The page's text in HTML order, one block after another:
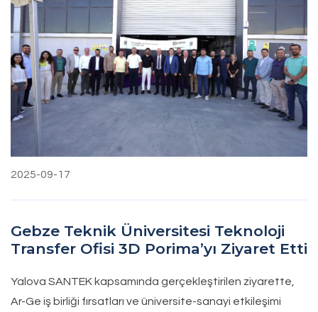
2025-09-17
Gebze Teknik Üniversitesi Teknoloji
Transfer Ofisi 3D Porima’yı Ziyaret Etti
Yalova SANTEK kapsamında gerçekleştirilen ziyarette,
Ar-Ge iş birliği fırsatları ve üniversite-sanayi etkileşimi